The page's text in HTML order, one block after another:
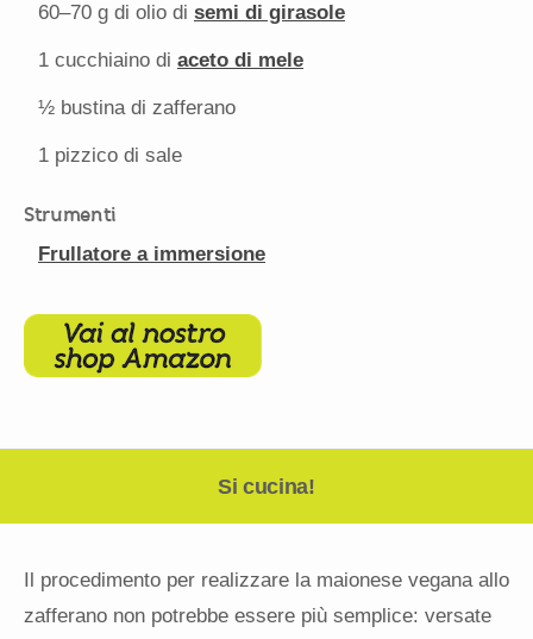
60–70 g di olio di semi di girasole
1 cucchiaino di aceto di mele
½ bustina di zafferano
1 pizzico di sale
Strumenti
Frullatore a immersione
Si cucina!
Il procedimento per realizzare la maionese vegana allo
zafferano non potrebbe essere più semplice: versate